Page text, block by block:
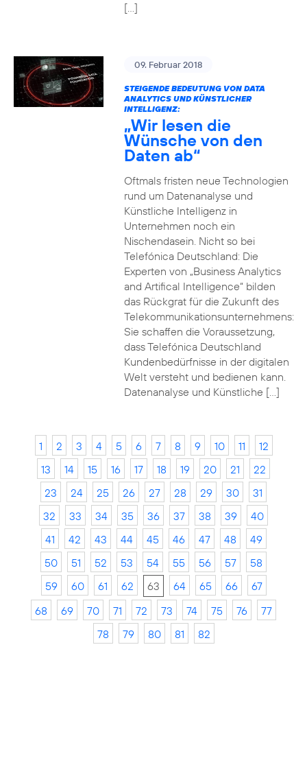
[…]
09. Februar 2018
STEIGENDE BEDEUTUNG VON DATA
ANALYTICS UND KÜNSTLICHER
INTELLIGENZ:
„Wir lesen die
Wünsche von den
Daten ab“
Oftmals fristen neue Technologien
rund um Datenanalyse und
Künstliche Intelligenz in
Unternehmen noch ein
Nischendasein. Nicht so bei
Telefónica Deutschland: Die
Experten von „Business Analytics
and Artifical Intelligence“ bilden
das Rückgrat für die Zukunft des
Telekommunikationsunternehmens:
Sie schaffen die Voraussetzung,
dass Telefónica Deutschland
Kundenbedürfnisse in der digitalen
Welt versteht und bedienen kann.
Datenanalyse und Künstliche […]
1 2 3 4 5 6 7 8 9 10 11
12
13
14 15 16 17 18 19 20 21
22
23
24 25 26 27 28 29 30
31
32
33 34 35 36 37 38 39
40
41
42 43 44 45 46 47 48
49
50
51 52 53 54 55 56 57
58
59
60 61 62 63 64 65 66
67
68
69 70 71 72 73 74 75 76
77
78
79 80 81 82